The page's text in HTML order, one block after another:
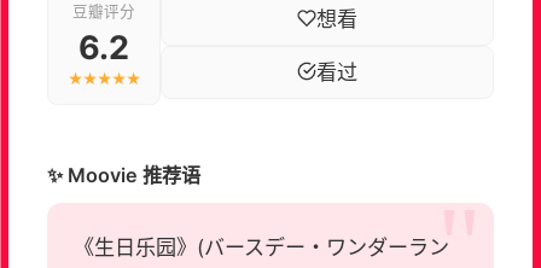
豆瓣评分
6.2
★★★★★
想看
看过
✨ Moovie 推荐语
《生日乐园》(バースデー・ワンダーラン